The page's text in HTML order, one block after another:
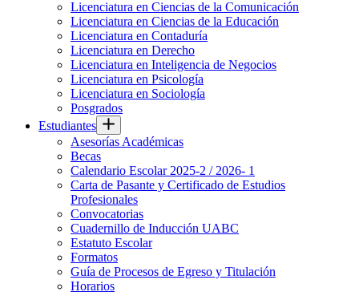
Licenciatura en Ciencias de la Comunicación
Licenciatura en Ciencias de la Educación
Licenciatura en Contaduría
Licenciatura en Derecho
Licenciatura en Inteligencia de Negocios
Licenciatura en Psicología
Licenciatura en Sociología
Posgrados
Estudiantes
Asesorías Académicas
Becas
Calendario Escolar 2025-2 / 2026- 1
Carta de Pasante y Certificado de Estudios
Profesionales
Convocatorias
Cuadernillo de Inducción UABC
Estatuto Escolar
Formatos
Guía de Procesos de Egreso y Titulación
Horarios